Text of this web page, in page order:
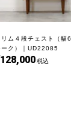
リム４段チェスト（幅
ーク）｜UD22085
128,000税込